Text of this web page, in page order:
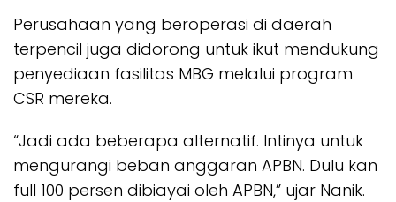
Perusahaan yang beroperasi di daerah
terpencil juga didorong untuk ikut mendukung
penyediaan fasilitas MBG melalui program
CSR mereka.
“Jadi ada beberapa alternatif. Intinya untuk
mengurangi beban anggaran APBN. Dulu kan
full 100 persen dibiayai oleh APBN,” ujar Nanik.